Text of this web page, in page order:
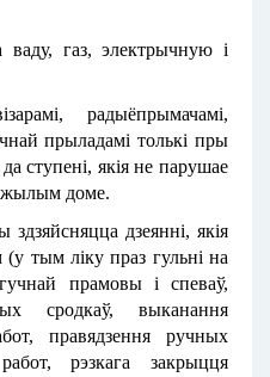
ваду, газ, электрычную і
радыёпрымачамі,
прыладамі толькі пры
ступені, якія не парушае
жылым доме.
дзеянні, якія
тым ліку праз гульні на
прамовы і спеваў,
сродкаў, выканання
правядзення ручных
работ, рэзкага закрыцця